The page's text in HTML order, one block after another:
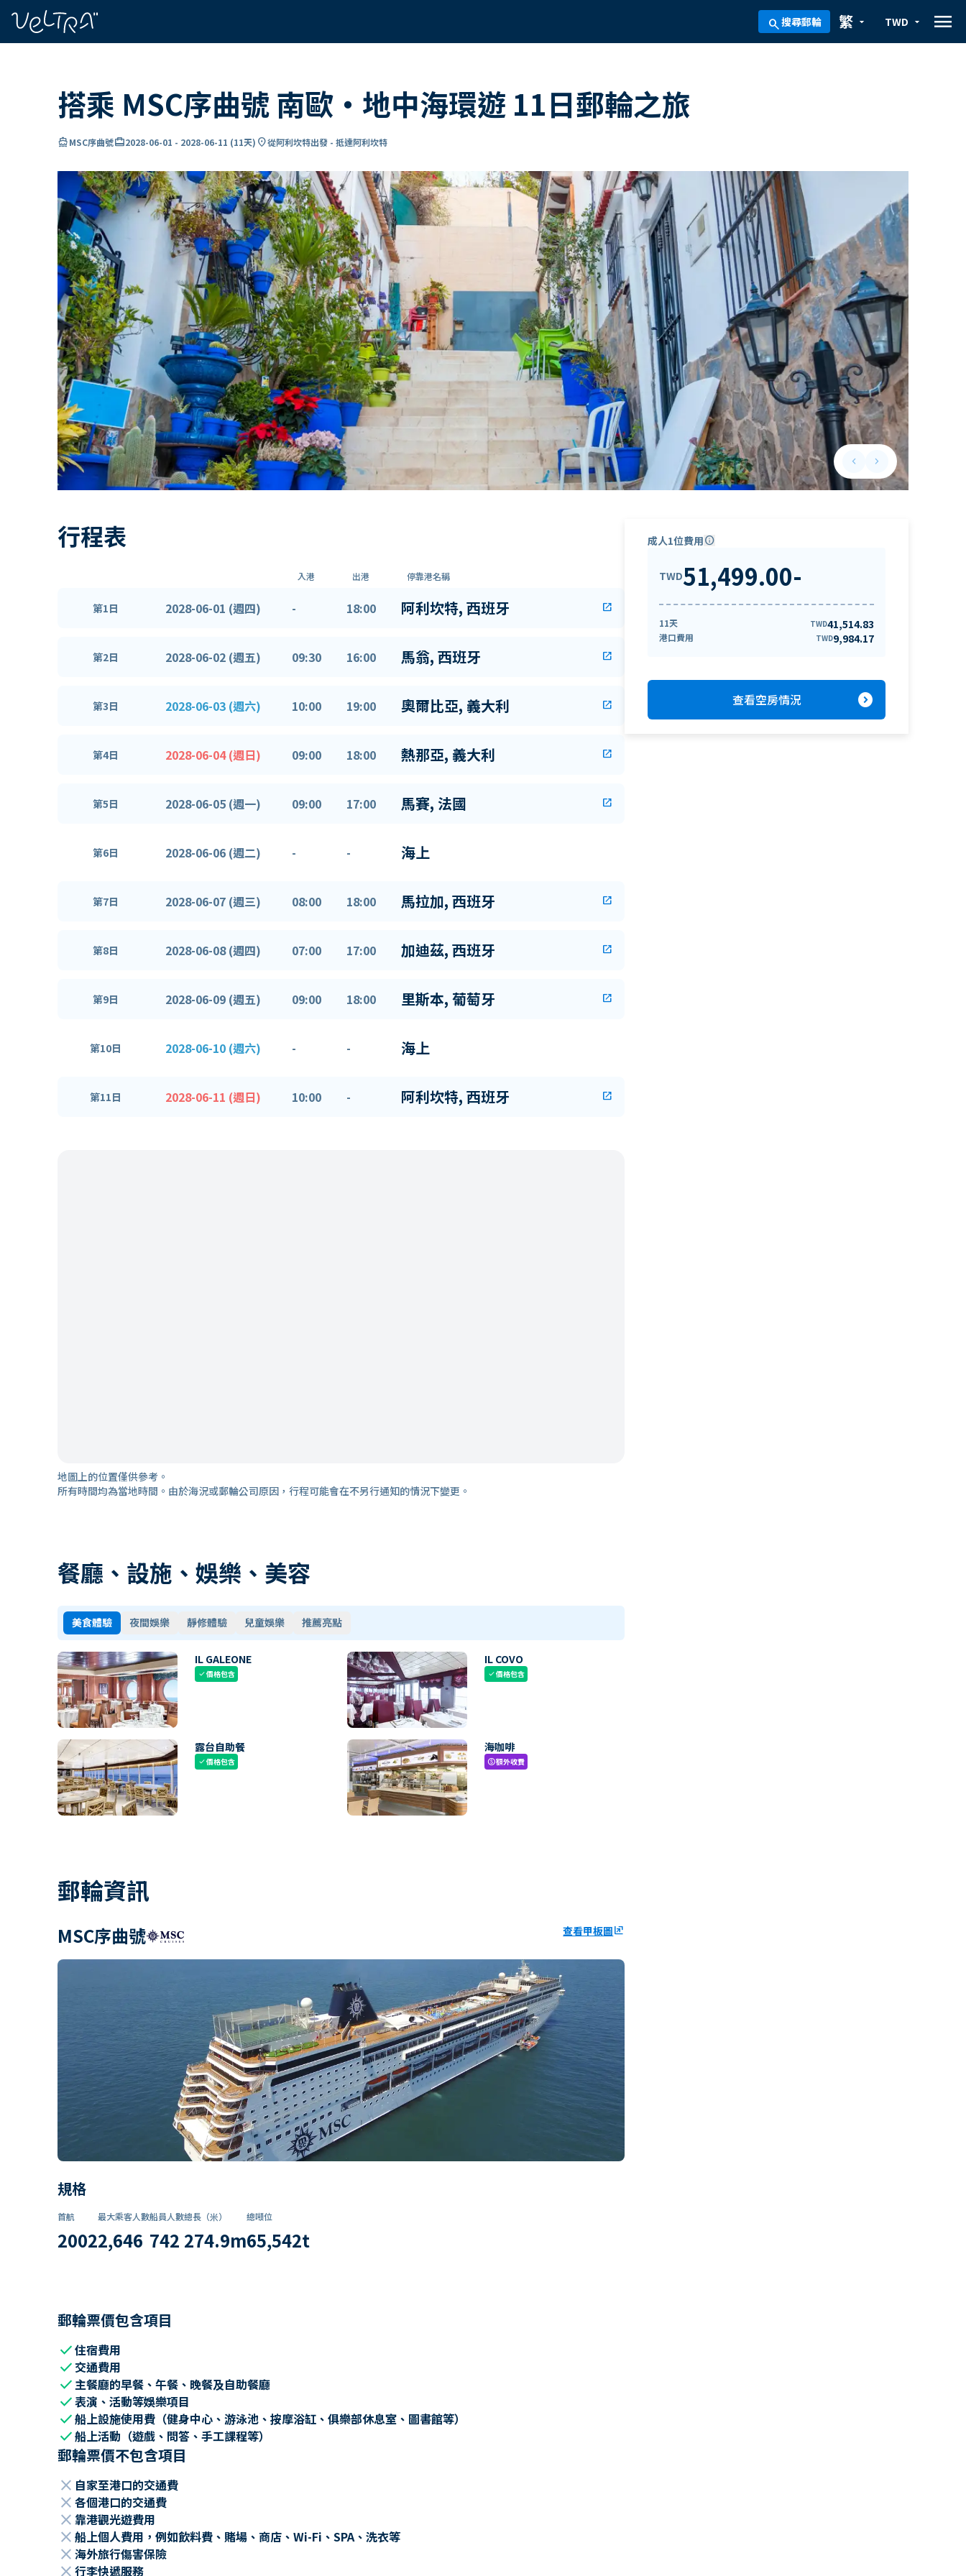
search搜尋郵輪 arrow_drop_down
繁 arrow_drop_down
TWD menu
搭乘 MSC序曲號 南歐・地中海環遊 11日郵輪之旅
directions_boatMSC序曲號card_travel2028-06-01 - 2028-06-11 (11天) location_on從阿利坎特出發 - 抵達阿利坎特
keyboard_arrow_leftPrevious slide
keyboard_arrow_rightNext slide
行程表
入港 出港 停靠港名稱
第1日 2028-06-01 (週四) - 18:00 阿利坎特, 西班牙 open_in_new
第2日 2028-06-02 (週五) 09:30 16:00 馬翁, 西班牙 open_in_new
第3日 2028-06-03 (週六) 10:00 19:00 奧爾比亞, 義大利 open_in_new
第4日 2028-06-04 (週日) 09:00 18:00 熱那亞, 義大利 open_in_new
第5日 2028-06-05 (週一) 09:00 17:00 馬賽, 法國 open_in_new
第6日 2028-06-06 (週二) - - 海上
第7日 2028-06-07 (週三) 08:00 18:00 馬拉加, 西班牙 open_in_new
第8日 2028-06-08 (週四) 07:00 17:00 加迪茲, 西班牙 open_in_new
第9日 2028-06-09 (週五) 09:00 18:00 里斯本, 葡萄牙 open_in_new
第10日 2028-06-10 (週六) - - 海上
第11日 2028-06-11 (週日) 10:00 - 阿利坎特, 西班牙 open_in_new
地圖上的位置僅供參考。
所有時間均為當地時間。由於海況或郵輪公司原因，行程可能會在不另行通知的情況下變更。
餐廳、設施、娛樂、美容
美食體驗 夜間娛樂 靜修體驗 兒童娛樂 推薦亮點
IL GALEONE
check價格包含
IL COVO
check價格包含
露台自助餐
check價格包含
海咖啡
paid額外收費
郵輪資訊
MSC序曲號 查看甲板圖ungroup
規格
首航
2002
最大乘客人數
2,646
船員人數
742
總長（米）
274.9m
總噸位
65,542t
郵輪票價包含項目
check住宿費用
check 交通費用
check主餐廳的早餐、午餐、晚餐及自助餐廳
check表演、活動等娛樂項目
check船上設施使用費（健身中心、游泳池、按摩浴缸、俱樂部休息室、圖書館等）
check船上活動（遊戲、問答、手工課程等）
郵輪票價不包含項目
close 自家至港口的交通費
close 各個港口的交通費
close 靠港觀光遊費用
close 船上個人費用，例如飲料費、賭場、商店、Wi-Fi、SPA、洗衣等
close 海外旅行傷害保險
close 行李快遞服務
成人1位費用info
TWD51,499.00-
11天 TWD41,514.83
港口費用 TWD9,984.17
查看空房情況 expand_circle_right